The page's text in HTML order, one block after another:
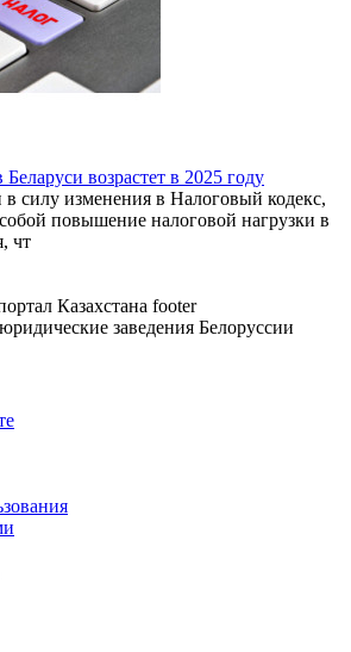
возрастет в 2025 году
силу изменения в Налоговый кодекс,
повышение налоговой нагрузки в
чт
заведения Белоруссии